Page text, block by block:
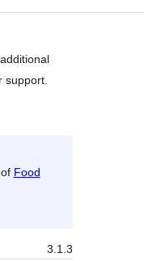
support.
Food
3.1.3